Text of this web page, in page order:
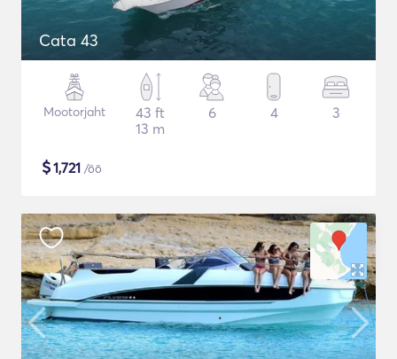
Cata 43
Mootorjaht
43 ft
13 m
6 4 3
$1,721 /öö